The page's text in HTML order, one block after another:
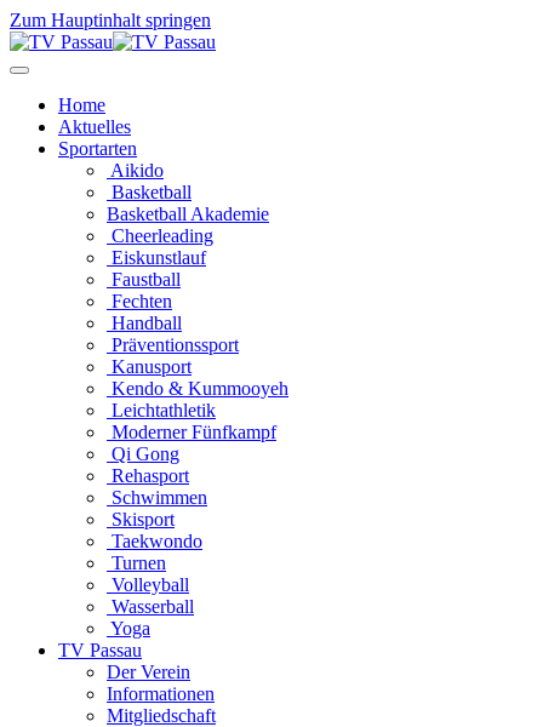
Zum Hauptinhalt springen
Home
Aktuelles
Sportarten
Aikido
Basketball
Basketball Akademie
Cheerleading
Eiskunstlauf
Faustball
Fechten
Handball
Präventionssport
Kanusport
Kendo & Kummooyeh
Leichtathletik
Moderner Fünfkampf
Qi Gong
Rehasport
Schwimmen
Skisport
Taekwondo
Turnen
Volleyball
Wasserball
Yoga
TV Passau
Der Verein
Informationen
Mitgliedschaft